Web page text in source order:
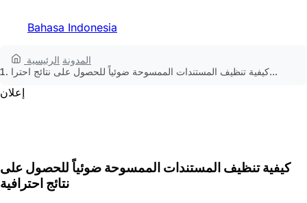
Bahasa Indonesia
الرئيسية المدونة
كيفية تنظيف المستندات الممسوحة ضوئياً للحصول على نتائج احترا...
إعلان
كيفية تنظيف المستندات الممسوحة ضوئياً للحصول على
نتائج احترافية